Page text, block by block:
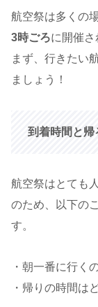
航空祭は多くの
3時ごろに開催さ
まず、行きたい
ましょう！
到着時間と帰
航空祭はとても
のため、以下の
す。
・朝一番に行く
・帰りの時間は